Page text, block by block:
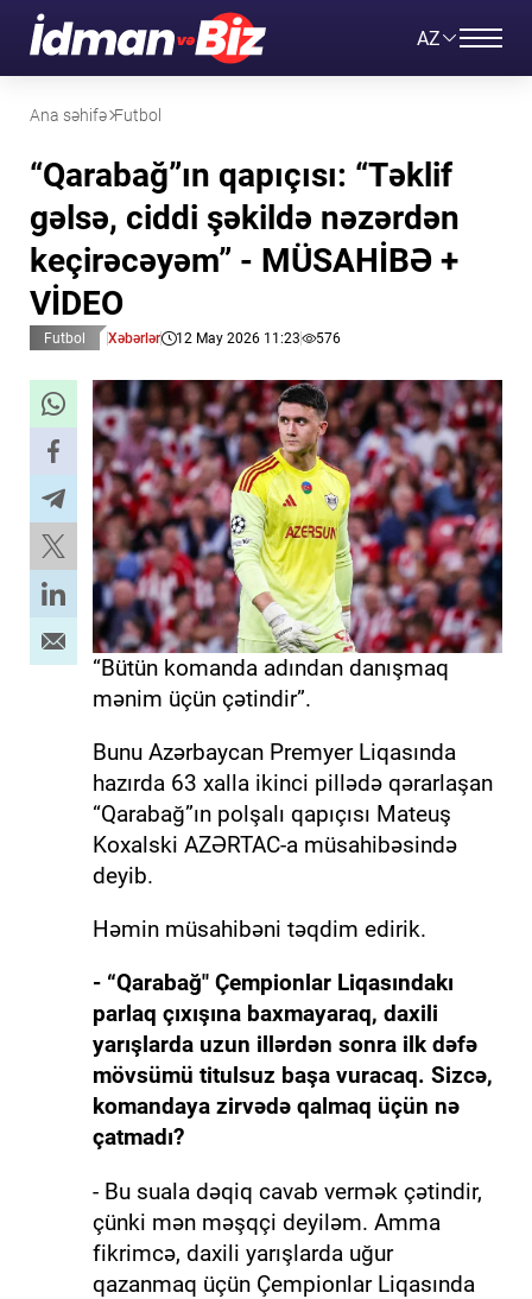
AZ
Ana səhifə Futbol
“Qarabağ”ın qapıçısı: “Təklif
gəlsə, ciddi şəkildə nəzərdən
keçirəcəyəm” - MÜSAHİBƏ +
VİDEO
Futbol Xəbərlər 12 May 2026 11:23 576
“Bütün komanda adından danışmaq
mənim üçün çətindir”.
Bunu Azərbaycan Premyer Liqasında
hazırda 63 xalla ikinci pillədə qərarlaşan
“Qarabağ”ın polşalı qapıçısı Mateuş
Koxalski AZƏRTAC-a müsahibəsində
deyib.
Həmin müsahibəni təqdim edirik.
- “Qarabağ" Çempionlar Liqasındakı
parlaq çıxışına baxmayaraq, daxili
yarışlarda uzun illərdən sonra ilk dəfə
mövsümü titulsuz başa vuracaq. Sizcə,
komandaya zirvədə qalmaq üçün nə
çatmadı?
- Bu suala dəqiq cavab vermək çətindir,
çünki mən məşqçi deyiləm. Amma
fikrimcə, daxili yarışlarda uğur
qazanmaq üçün Çempionlar Liqasında